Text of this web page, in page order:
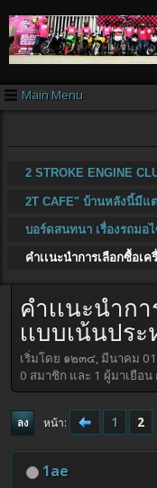
Main Menu
2 STROKE ENGINE
2T CAFE" บ้านหลังนี้มีแ
บอร์ดสนทนา เรื่องรถมอ
คำเเนะนำการเลือกซื้อเ
คำเเนะนำก
เเบบเน้นปร
เริ่มโดย ๑๒๓๔, มีนาคม
0 สมาชิก และ 1 ผู้มาเยือ
ลง หน้า 1 2
1ae